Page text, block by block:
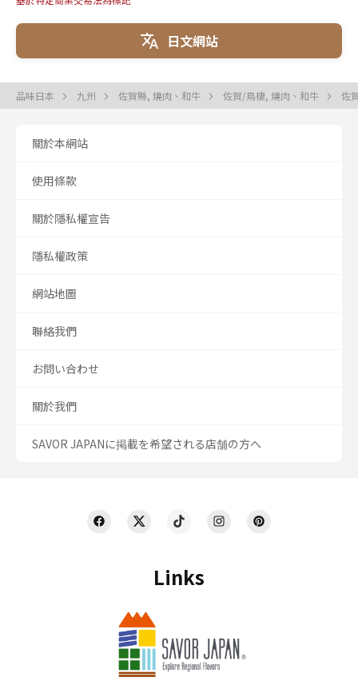
日文網站
品味日本 九州 佐賀縣, 燒肉、和牛 佐賀/鳥棲, 燒肉、和牛 佐
Links
關於本網站
使用條款
關於隱私權宣告
隱私權政策
網站地圖
聯絡我們
お問い合わせ
關於我們
SAVOR JAPANに掲載を希望される店舗の方へ